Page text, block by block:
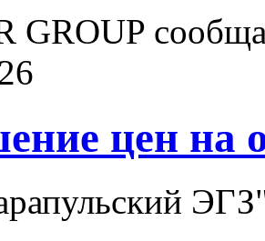
GROUP
цен на